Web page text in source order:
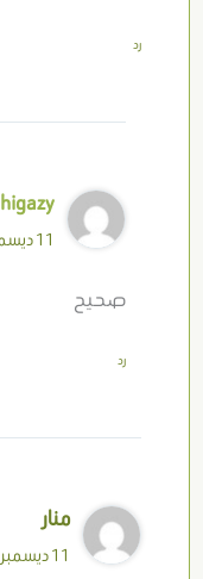
رد
11 ديسمبر 2021 الساعة 5:15 صباحًا
صحيح
رد
منار
11 ديسمبر 2021 الساعة 5:45 مساءً